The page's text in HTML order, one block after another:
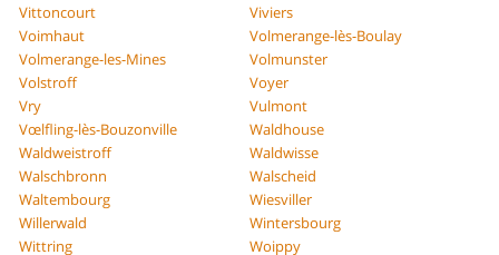
Vittoncourt
Viviers
Voimhaut
Volmerange-lès-Boulay
Volmerange-les-Mines
Volmunster
Volstroff
Voyer
Vry
Vulmont
Vœlfling-lès-Bouzonville
Waldhouse
Waldweistroff
Waldwisse
Walschbronn
Walscheid
Waltembourg
Wiesviller
Willerwald
Wintersbourg
Wittring
Woippy